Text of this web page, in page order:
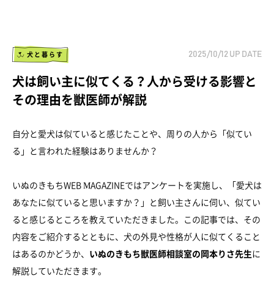
犬と暮らす 2025/10/12 UP DATE
犬は飼い主に似てくる？人から受ける影響と
その理由を獣医師が解説
自分と愛犬は似ていると感じたことや、周りの人から「似てい
る」と言われた経験はありませんか？
いぬのきもちWEB MAGAZINEではアンケートを実施し、「愛犬は
あなたに似ていると思いますか？」と飼い主さんに伺い、似てい
ると感じるところを教えていただきました。この記事では、その
内容をご紹介するとともに、犬の外見や性格が人に似てくること
はあるのかどうか、 いぬのきもち獣医師相談室の岡本りさ先生に
解説していただきます。